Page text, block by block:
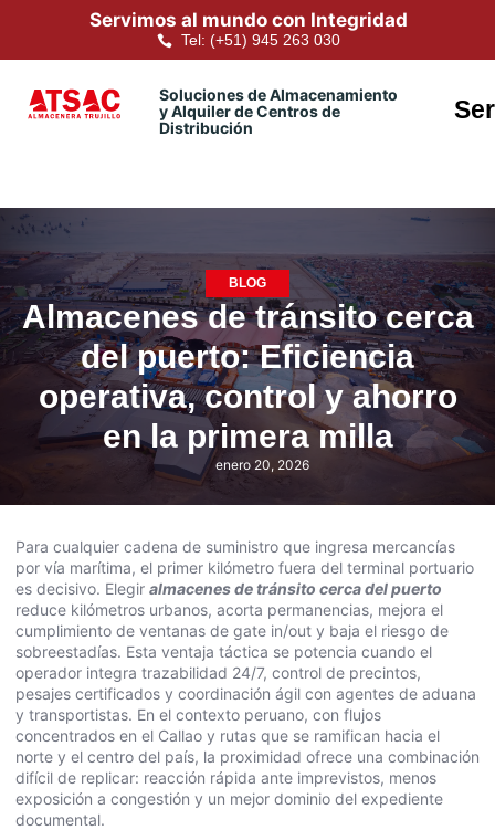
Servimos al mundo con Integridad
Tel: (+51) 945 263 030
Soluciones de Almacenamiento
y Alquiler de Centros de
Distribución
BLOG
Almacenes de tránsito cerca
del puerto: Eficiencia
operativa, control y ahorro
en la primera milla
enero 20, 2026
Para cualquier cadena de suministro que ingresa mercancías
por vía marítima, el primer kilómetro fuera del terminal portuario
es decisivo. Elegir almacenes de tránsito cerca del puerto
reduce kilómetros urbanos, acorta permanencias, mejora el
cumplimiento de ventanas de gate in/out y baja el riesgo de
sobreestadías. Esta ventaja táctica se potencia cuando el
operador integra trazabilidad 24/7, control de precintos,
pesajes certificados y coordinación ágil con agentes de aduana
y transportistas. En el contexto peruano, con flujos
concentrados en el Callao y rutas que se ramifican hacia el
norte y el centro del país, la proximidad ofrece una combinación
difícil de replicar: reacción rápida ante imprevistos, menos
exposición a congestión y un mejor dominio del expediente
documental.